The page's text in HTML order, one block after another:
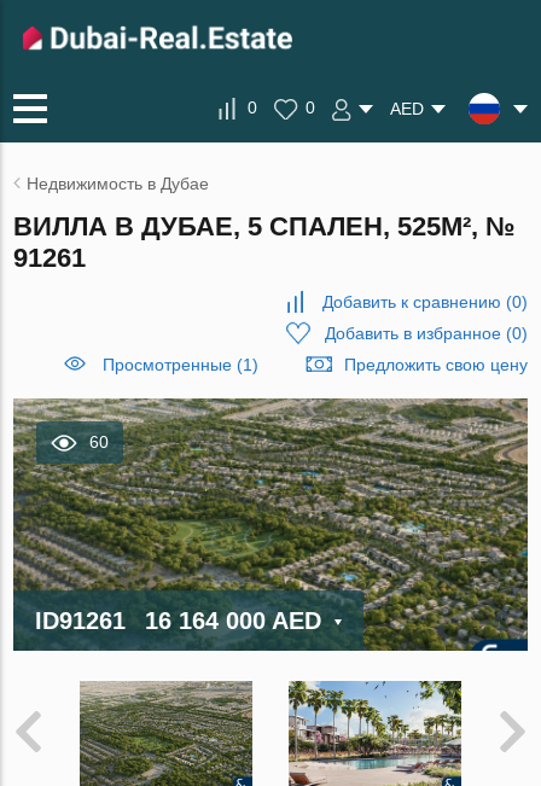
0 0 AED
Недвижимость в Дубае
ВИЛЛА В ДУБАЕ, 5 СПАЛЕН, 525М², №
91261
Добавить к сравнению (0)
Добавить в избранное(0)
Просмотренные (1)
Предложить свою цену
60
ID91261 16 164 000 AED